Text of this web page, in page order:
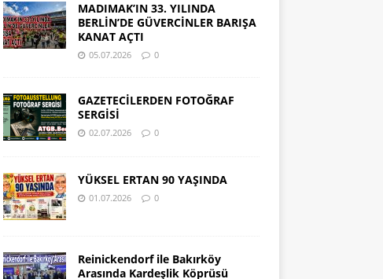
MADIMAK’IN 33. YILINDA
BERLİN’DE GÜVERCİNLER BARIŞA
KANAT AÇTI
05.07.2026 0
GAZETECİLERDEN FOTOĞRAF
SERGİSİ
02.07.2026 0
YÜKSEL ERTAN 90 YAŞINDA
01.07.2026 0
Reinickendorf ile Bakırköy
Arasında Kardeşlik Köprüsü